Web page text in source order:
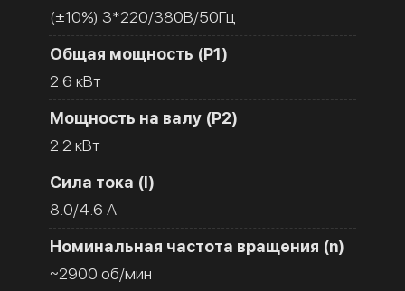
(±10%) 3*220/380В/50Гц
Общая мощность (Р1)
2.6 кВт
Мощность на валу (Р2)
2.2 кВт
Сила тока (I)
8.0/4.6 A
Номинальная частота вращения (n)
~2900 об/мин